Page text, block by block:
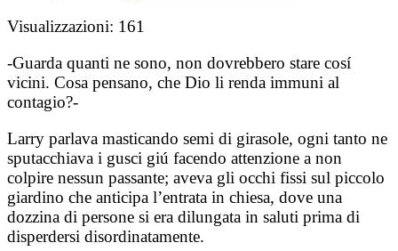
Visualizzazioni: 161
-Guarda quanti ne sono, non dovrebbero stare cosí
vicini. Cosa pensano, che Dio li renda immuni al
contagio?-
Larry parlava masticando semi di girasole, ogni tanto ne
sputacchiava i gusci giú facendo attenzione a non
colpire nessun passante; aveva gli occhi fissi sul piccolo
giardino che anticipa l’entrata in chiesa, dove una
dozzina di persone si era dilungata in saluti prima di
disperdersi disordinatamente.